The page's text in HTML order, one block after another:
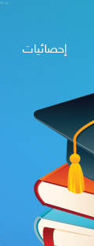
إحصائيات